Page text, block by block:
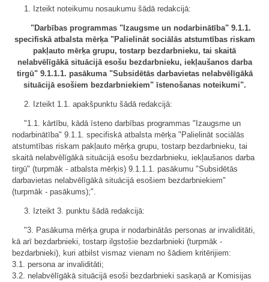
1. Izteikt noteikumu nosaukumu šādā redakcijā:
"Darbības programmas "Izaugsme un nodarbinātība" 9.1.1.
specifiskā atbalsta mērķa "Palielināt sociālās atstumtības riskam
pakļauto mērķa grupu, tostarp bezdarbnieku, tai skaitā
nelabvēlīgākā situācijā esošu bezdarbnieku, iekļaušanos darba
tirgū" 9.1.1.1. pasākuma "Subsidētās darbavietas nelabvēlīgākā
situācijā esošiem bezdarbniekiem" īstenošanas noteikumi".
2. Izteikt 1.1. apakšpunktu šādā redakcijā:
"1.1. kārtību, kādā īsteno darbības programmas "Izaugsme un
nodarbinātība" 9.1.1. specifiskā atbalsta mērķa "Palielināt sociālās
atstumtības riskam pakļauto mērķa grupu, tostarp bezdarbnieku, tai
skaitā nelabvēlīgākā situācijā esošu bezdarbnieku, iekļaušanos darba
tirgū" (turpmāk - atbalsta mērķis) 9.1.1.1. pasākumu "Subsidētās
darbavietas nelabvēlīgākā situācijā esošiem bezdarbniekiem"
(turpmāk - pasākums);".
3. Izteikt 3. punktu šādā redakcijā:
"3. Pasākuma mērķa grupa ir nodarbinātās personas ar invaliditāti,
kā arī bezdarbnieki, tostarp ilgstošie bezdarbnieki (turpmāk -
bezdarbnieki), kuri atbilst vismaz vienam no šādiem kritērijiem:
3.1. persona ar invaliditāti;
3.2. nelabvēlīgākā situācijā esoši bezdarbnieki saskaņā ar Komisijas